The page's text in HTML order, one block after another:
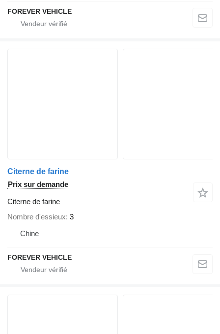
FOREVER VEHICLE
Citerne de farine
Prix sur demande
Citerne de farine
Nombre d'essieux 3
Chine
FOREVER VEHICLE